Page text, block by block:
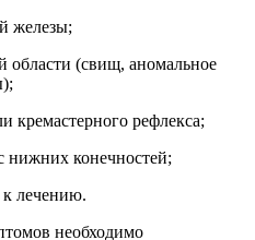
железы;
области (свищ, аномальное
кремастерного рефлекса;
нижних конечностей;
к лечению.
необходимо